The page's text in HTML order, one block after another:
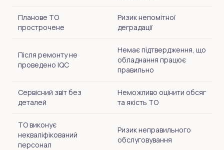
Планове ТО
прострочене
Ризик непомітної
деградації
Після ремонту не
проведено IQC
Немає підтвердження, що
обладнання працює
правильно
Сервісний звіт без
деталей
Неможливо оцінити обсяг
та якість ТО
ТО виконує
некваліфікований
персонал
Ризик неправильного
обслуговування